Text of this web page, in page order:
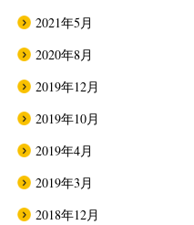
2021年5月
2020年8月
2019年12月
2019年10月
2019年4月
2019年3月
2018年12月